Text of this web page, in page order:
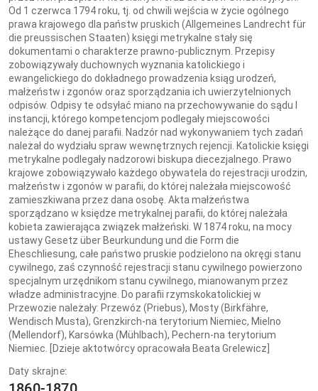
Od 1 czerwca 1794 roku, tj. od chwili wejścia w życie ogólnego
prawa krajowego dla państw pruskich (Allgemeines Landrecht für
die preussischen Staaten) księgi metrykalne stały się
dokumentami o charakterze prawno-publicznym. Przepisy
zobowiązywały duchownych wyznania katolickiego i
ewangelickiego do dokładnego prowadzenia ksiąg urodzeń,
małżeństw i zgonów oraz sporządzania ich uwierzytelnionych
odpisów. Odpisy te odsyłać miano na przechowywanie do sądu I
instancji, którego kompetencjom podlegały miejscowości
należące do danej parafii. Nadzór nad wykonywaniem tych zadań
należał do wydziału spraw wewnętrznych rejencji. Katolickie księgi
metrykalne podlegały nadzorowi biskupa diecezjalnego. Prawo
krajowe zobowiązywało każdego obywatela do rejestracji urodzin,
małżeństw i zgonów w parafii, do której należała miejscowość
zamieszkiwana przez dana osobę. Akta małżeństwa
sporządzano w księdze metrykalnej parafii, do której należała
kobieta zawierająca związek małżeński. W 1874 roku, na mocy
ustawy Gesetz über Beurkundung und die Form die
Eheschliesung, całe państwo pruskie podzielono na okręgi stanu
cywilnego, zaś czynność rejestracji stanu cywilnego powierzono
specjalnym urzędnikom stanu cywilnego, mianowanym przez
władze administracyjne. Do parafii rzymskokatolickiej w
Przewozie należały: Przewóz (Priebus), Mosty (Birkfähre,
Wendisch Musta), Grenzkirch-na terytorium Niemiec, Mielno
(Mellendorf), Karsówka (Mühlbach), Pechern-na terytorium
Niemiec. [Dzieje aktotwórcy opracowała Beata Grelewicz]
Daty skrajne: